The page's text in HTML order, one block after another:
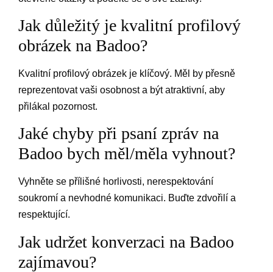
Jak důležitý je kvalitní profilový
obrázek na Badoo?
Kvalitní profilový obrázek je klíčový. Měl by přesně
reprezentovat vaši osobnost a být atraktivní, aby
přilákal pozornost.
Jaké chyby při psaní zpráv na
Badoo bych měl/měla vyhnout?
Vyhněte se přílišné horlivosti, nerespektování
soukromí a nevhodné komunikaci. Buďte zdvořilí a
respektující.
Jak udržet konverzaci na Badoo
zajímavou?